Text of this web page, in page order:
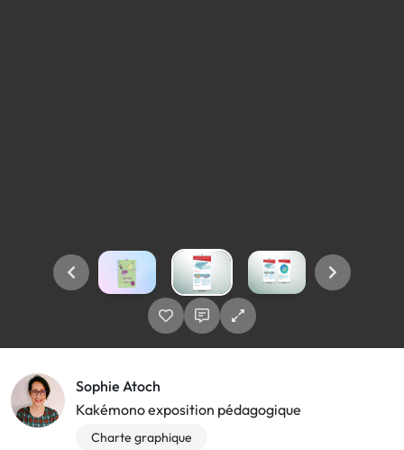
Sophie Atoch
Kakémono exposition pédagogique
Charte graphique